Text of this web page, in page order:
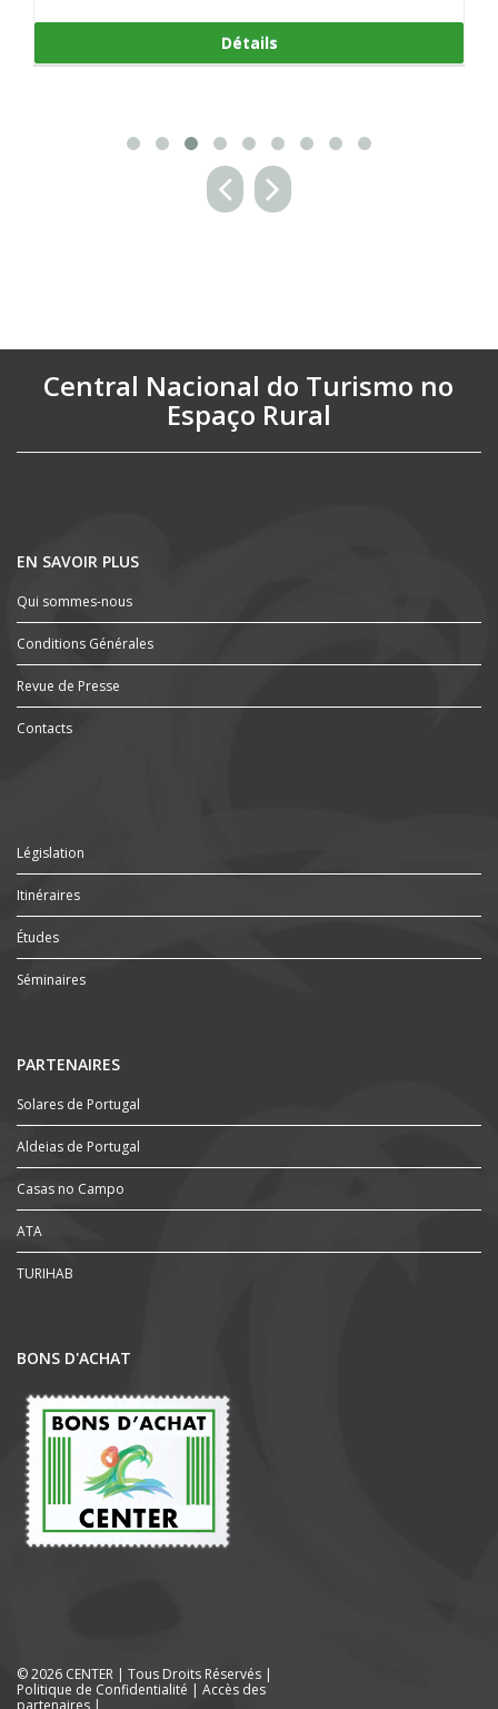
Central Nacional do Turismo no
Espaço Rural
EN SAVOIR PLUS
Qui sommes-nous
Conditions Générales
Revue de Presse
Contacts
Législation
Itinéraires
Études
Séminaires
PARTENAIRES
Solares de Portugal
Aldeias de Portugal
Casas no Campo
ATA
TURIHAB
BONS D'ACHAT
© 2026 CENTER | Tous Droits Réservés |
Politique de Confidentialité | Accès des
partenaires |